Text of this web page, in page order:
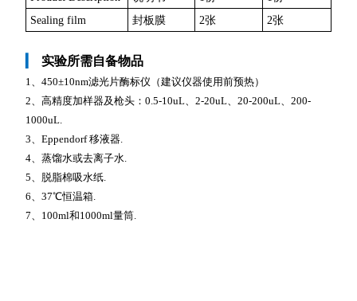
Sealing film
封板膜 2张 2张
实验所需自备物品
1、450±10nm滤光片酶标仪（建议仪器使用前预热）
2、高精度加样器及枪头：0.5-10uL、2-20uL、20-200uL、200-
1000uL.
3、Eppendorf 移液器.
4、蒸馏水或去离子水.
5、脱脂棉吸水纸.
6、37℃恒温箱.
7、100ml和1000ml量筒.